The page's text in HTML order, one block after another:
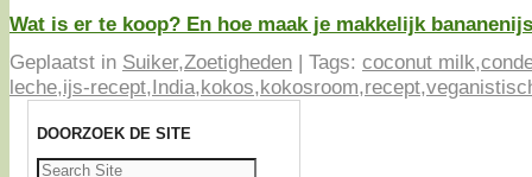
Wat is er te koop? En hoe maak je makkelijk
Geplaatst in Suiker,Zoetigheden | Tags: coconut milk,
leche,ijs-recept,India,kokos,kokosroom,recept,
DOORZOEK DE SITE
Zoeken